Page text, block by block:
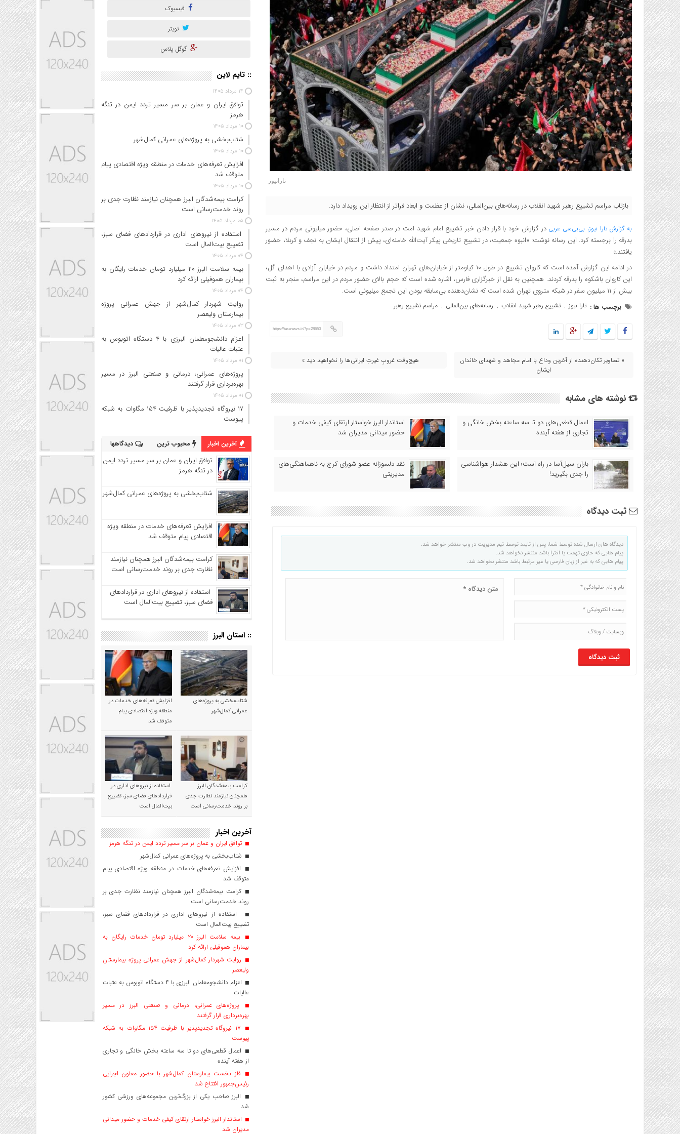
تارانیوز
بازتاب مراسم تشییع رهبر شهید انقلاب در رسانه‌های بین‌المللی، نشان از عظمت و ابعاد فراتر از انتظار این رویداد دارد.
به گزارش تارا نیوز، بی‌بی‌سی عربی در گزارش خود با قرار دادن خبر تشییع امام شهید امت در صدر صفحه اصلی، حضور میلیونی مردم در مسیر
بدرقه را برجسته کرد. این رسانه نوشت: «انبوه جمعیت، در تشییع تاریخی پیکر آیت‌الله خامنه‌ای، پیش از انتقال ایشان به نجف و کربلا، حضور
یافتند.»
در ادامه این گزارش آمده است که کاروان تشییع در طول ۱۰ کیلومتر از خیابان‌های تهران امتداد داشت و مردم در خیابان آزادی با اهدای گل،
این کاروان باشکوه را بدرقه کردند. همچنین به نقل از خبرگزاری فارس، اشاره شده است که حجم بالای حضور مردم در این مراسم، منجر به ثبت
بیش از ۱۱ میلیون سفر در شبکه متروی تهران شده است که نشان‌دهنده بی‌سابقه بودن این تجمع میلیونی است.
برچسب ها : تارا نیوز , تشییع رهبر شهید انقلاب , رسانه‌های بین‌المللی , مراسم تشییع رهبر
https://taranews.ir/?p=28650
« تصاویر تکان‌دهنده از آخرین وداع با امام مجاهد و شهدای خاندان
ایشان
هیچ‌وقت غروبِ غیرتِ ایرانی‌ها را نخواهید دید »
نوشته های مشابه
اعمال قطعی‌های دو تا سه ساعته بخش خانگی و
تجاری از هفته آینده
استاندار البرز خواستار ارتقای کیفی خدمات و
حضور میدانی مدیران شد
باران سیل‌آسا در راه است؛ این هشدار هواشناسی
را جدی بگیرید!
نقد دلسوزانه عضو شورای کرج به ناهماهنگی‌های
مدیریتی
ثبت دیدگاه
دیدگاه های ارسال شده توسط شما، پس از تایید توسط تیم مدیریت در وب منتشر خواهد شد.
پیام هایی که حاوی تهمت یا افترا باشد منتشر نخواهد شد.
پیام هایی که به غیر از زبان فارسی یا غیر مرتبط باشد منتشر نخواهد شد.
فیسبوک
تویتر
گوگل پلاس
:: تایم لاین
۱۴ مرداد ۱۴۰۵
توافق ایران و عمان بر سر مسیر تردد ایمن در تنگه
هرمز
۱۰ مرداد ۱۴۰۵
شتاب‌بخشی به پروژه‌های عمرانی کمال‌شهر
۱۰ مرداد ۱۴۰۵
افزایش تعرفه‌های خدمات در منطقه ویژه اقتصادی پیام
متوقف شد
۱۰ مرداد ۱۴۰۵
کرامت بیمه‌شدگان البرز همچنان نیازمند نظارت جدی بر
روند خدمت‌رسانی است
۰۵ مرداد ۱۴۰۵
استفاده از نیروهای اداری در قراردادهای فضای سبز،
تضییع بیت‌المال است
۰۴ مرداد ۱۴۰۵
بیمه سلامت البرز ۲۰ میلیارد تومان خدمات رایگان به
بیماران هموفیلی ارائه کرد
۰۴ مرداد ۱۴۰۵
روایت شهردار کمال‌شهر از جهش عمرانی پروژه
بیمارستان ولیعصر
۰۳ مرداد ۱۴۰۵
اعزام دانشجو‌معلمان البرزی با ۴ دستگاه اتوبوس به
عتبات عالیات
۰۱ مرداد ۱۴۰۵
پروژه‌های عمرانی، درمانی و صنعتی البرز در مسیر
بهره‌برداری قرار گرفتند
۰۱ مرداد ۱۴۰۵
۱۷ نیروگاه تجدیدپذیر با ظرفیت ۱۵۴ مگاوات به شبکه
پیوست
آخرین اخبار محبوب ترین دیدگاهها
توافق ایران و عمان بر سر مسیر تردد ایمن
در تنگه هرمز
شتاب‌بخشی به پروژه‌های عمرانی کمال‌شهر
افزایش تعرفه‌های خدمات در منطقه ویژه
اقتصادی پیام متوقف شد
کرامت بیمه‌شدگان البرز همچنان نیازمند
نظارت جدی بر روند خدمت‌رسانی است
استفاده از نیروهای اداری در قراردادهای
فضای سبز، تضییع بیت‌المال است
:: استان البرز
شتاب‌بخشی به پروژه‌های
عمرانی کمال‌شهر
افزایش تعرفه‌های خدمات در
منطقه ویژه اقتصادی پیام
متوقف شد
کرامت بیمه‌شدگان البرز
همچنان نیازمند نظارت جدی
بر روند خدمت‌رسانی است
استفاده از نیروهای اداری در
قراردادهای فضای سبز، تضییع
بیت‌المال است
آخرین اخبار
توافق ایران و عمان بر سر مسیر تردد ایمن در تنگه هرمز
شتاب‌بخشی به پروژه‌های عمرانی کمال‌شهر
افزایش تعرفه‌های خدمات در منطقه ویژه اقتصادی پیام
متوقف شد
کرامت بیمه‌شدگان البرز همچنان نیازمند نظارت جدی بر
روند خدمت‌رسانی است
استفاده از نیروهای اداری در قراردادهای فضای سبز،
تضییع بیت‌المال است
بیمه سلامت البرز ۲۰ میلیارد تومان خدمات رایگان به
بیماران هموفیلی ارائه کرد
روایت شهردار کمال‌شهر از جهش عمرانی پروژه بیمارستان
ولیعصر
اعزام دانشجو‌معلمان البرزی با ۴ دستگاه اتوبوس به عتبات
عالیات
پروژه‌های عمرانی، درمانی و صنعتی البرز در مسیر
بهره‌برداری قرار گرفتند
۱۷ نیروگاه تجدیدپذیر با ظرفیت ۱۵۴ مگاوات به شبکه
پیوست
اعمال قطعی‌های دو تا سه ساعته بخش خانگی و تجاری
از هفته آینده
فاز نخست بیمارستان کمال‌شهر با حضور معاون اجرایی
رئیس‌جمهور افتتاح شد
البرز صاحب یکی از بزرگ‌ترین مجموعه‌های ورزشی کشور
شد
استاندار البرز خواستار ارتقای کیفی خدمات و حضور میدانی
مدیران شد